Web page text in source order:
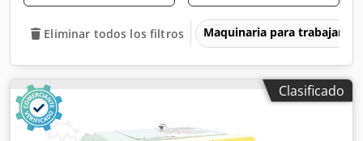
Eliminar todos los filtros Maquinaria para trabajar la
Clasificado